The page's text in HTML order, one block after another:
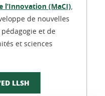
l’Innovation (MaCI)
de nouvelles
et de
et sciences
LLSH